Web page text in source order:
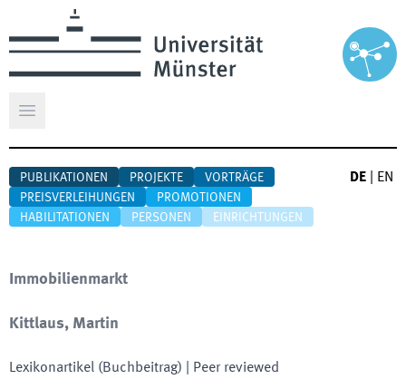
Hauptmenü öffnen
PUBLIKATIONEN PROJEKTE
VORTRÄGE
PREISVERLEIHUNGEN
PROMOTIONEN
HABILITATIONEN
PERSONEN EINRICHTUNGEN
DE EN
Immobilienmarkt
Kittlaus, Martin
Lexikonartikel (Buchbeitrag) | Peer reviewed